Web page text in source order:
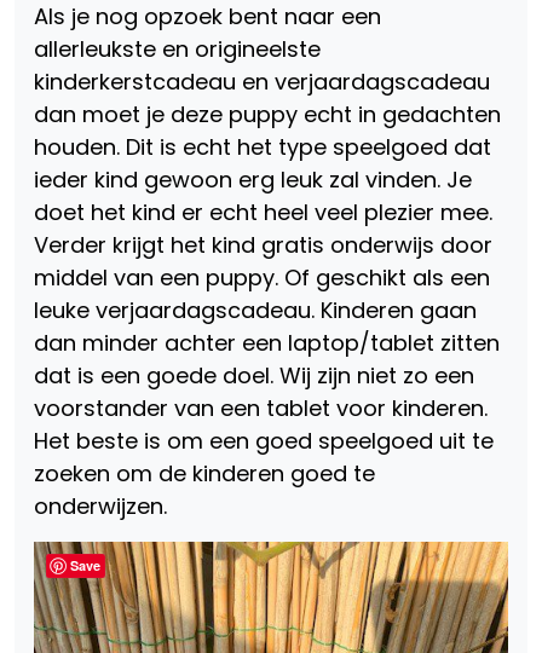
Als je nog opzoek bent naar een
allerleukste en origineelste
kinderkerstcadeau en verjaardagscadeau
dan moet je deze puppy echt in gedachten
houden. Dit is echt het type speelgoed dat
ieder kind gewoon erg leuk zal vinden. Je
doet het kind er echt heel veel plezier mee.
Verder krijgt het kind gratis onderwijs door
middel van een puppy. Of geschikt als een
leuke verjaardagscadeau. Kinderen gaan
dan minder achter een laptop/tablet zitten
dat is een goede doel. Wij zijn niet zo een
voorstander van een tablet voor kinderen.
Het beste is om een goed speelgoed uit te
zoeken om de kinderen goed te
onderwijzen.
Save